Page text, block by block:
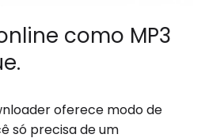
como MP3
oferece modo de
só precisa de um